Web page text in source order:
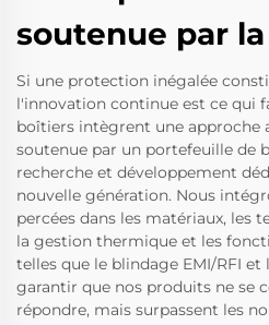
soutenue par
Si une protection inégalée
l'innovation continue est ce qui
boîtiers intègrent une approche
soutenue par un portefeuille de
recherche et développement
nouvelle génération. Nous
percées dans les matériaux, les
la gestion thermique et les
telles que le blindage EMI/RFI
garantir que nos produits ne se
répondre, mais surpassent les